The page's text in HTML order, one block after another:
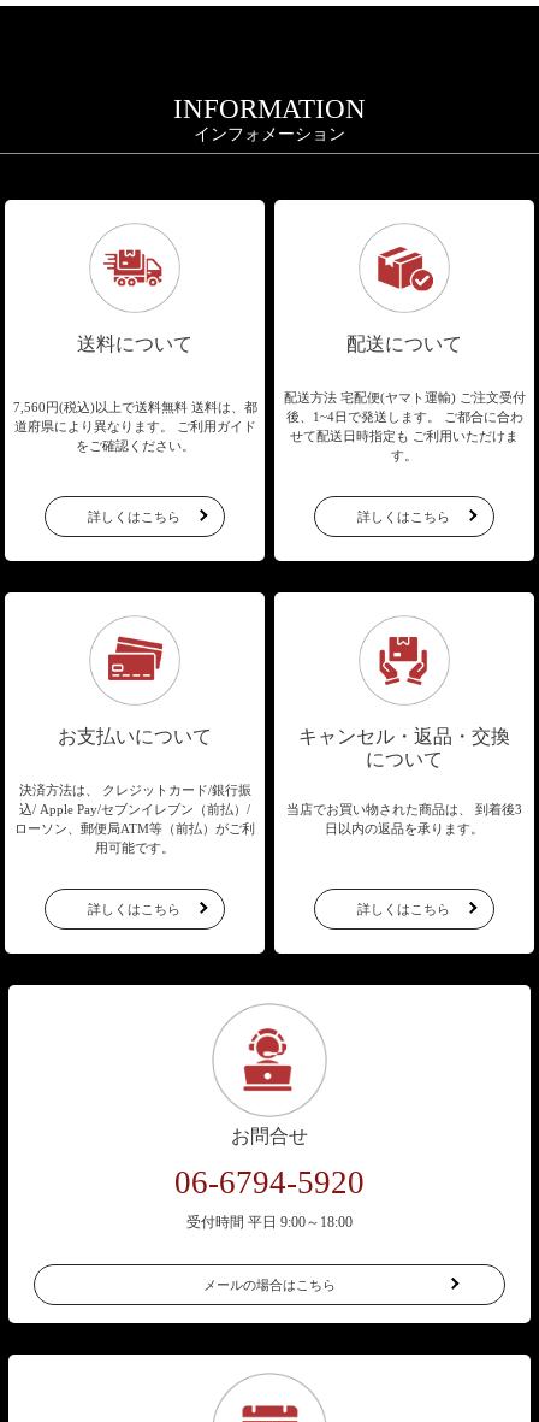
INFORMATION
インフォメーション
送料について
7,560円(税込)以上で送料無料送料は、都
道府県により異なります。
ご利用ガイド
をご確認ください。
詳しくはこちら
配送について
配送方法 宅配便(ヤマト運輸) ご注文受付
後、1~4日で発送します。
ご都合に合わ
せて配送日時指定も ご利用いただけま
す。
詳しくはこちら
お支払いについて
決済方法は、 クレジットカード/銀行振
込/ Apple Pay/セブンイレブン（前払）/
ローソン、郵便局ATM等（前払）がご利
用可能です。
詳しくはこちら
キャンセル・返品・交換
について
当店でお買い物された商品は、
到着後3
日以内の返品を承ります。
詳しくはこちら
お問合せ
06-6794-5920
受付時間 平日 9:00～18:00
メールの場合はこちら